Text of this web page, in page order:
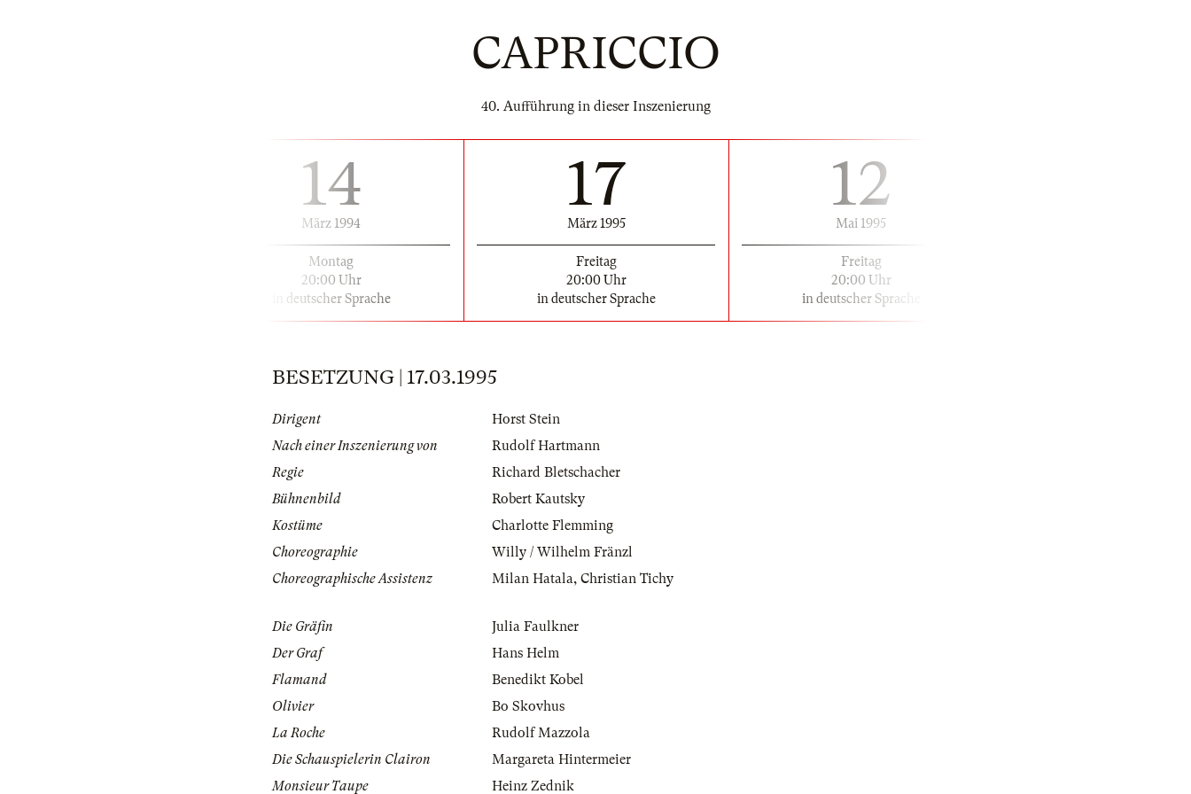
CAPRICCIO
40. Aufführung in dieser Inszenierung
14
März 1994
Montag
20:00 Uhr
in deutscher Sprache
17
März 1995
Freitag
20:00 Uhr
in deutscher Sprache
12
Mai 1995
Freitag
20:00 Uhr
in deutscher Sprache
BESETZUNG | 17.03.1995
Dirigent
Horst Stein
Nach einer Inszenierung von
Rudolf Hartmann
Regie
Richard Bletschacher
Bühnenbild
Robert Kautsky
Kostüme
Charlotte Flemming
Choreographie
Willy / Wilhelm Fränzl
Choreographische Assistenz
Milan Hatala, Christian Tichy
Die Gräfin
Julia Faulkner
Der Graf
Hans Helm
Flamand
Benedikt Kobel
Olivier
Bo Skovhus
La Roche
Rudolf Mazzola
Die Schauspielerin Clairon
Margareta Hintermeier
Monsieur Taupe
Heinz Zednik